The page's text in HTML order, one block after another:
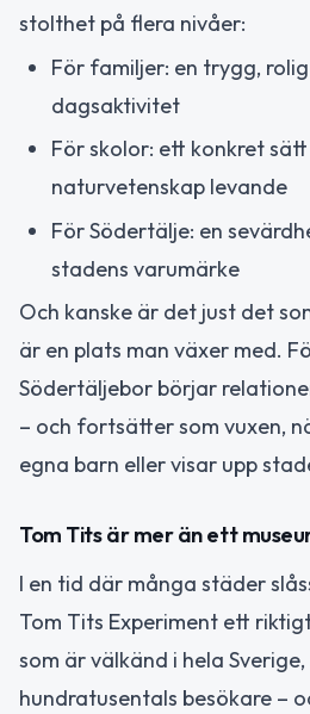
stolthet på flera nivåer:
För familjer: en trygg,
dagsaktivitet
För skolor: ett konkret
naturvetenskap levande
För Södertälje: en
stadens varumärke
Och kanske är det just det
är en plats man växer med.
Södertäljebor börjar
– och fortsätter som vuxen,
egna barn eller visar upp
Tom Tits är mer än ett
I en tid där många städer
Tom Tits Experiment ett
som är välkänd i hela
hundratusentals besökare –